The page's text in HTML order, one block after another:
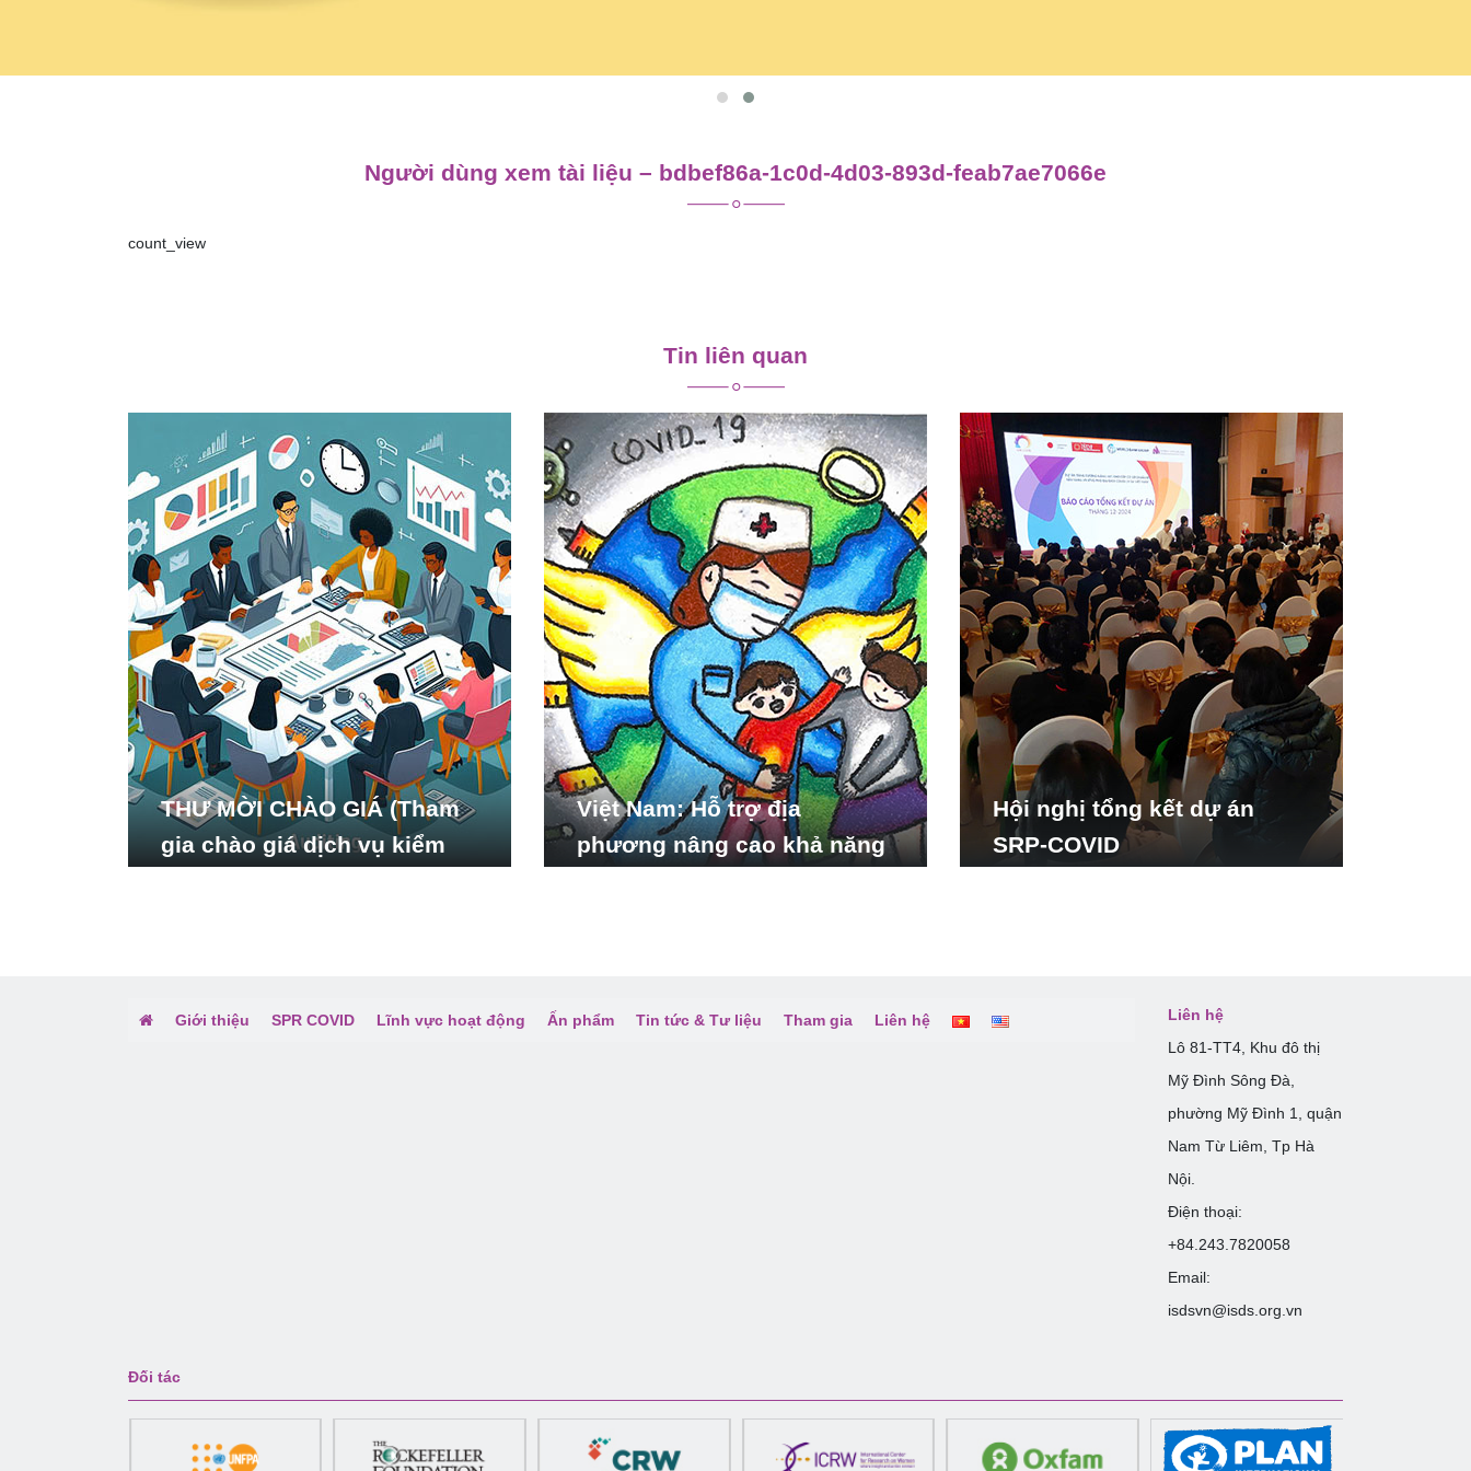
Người dùng xem tài liệu – bdbef86a-1c0d-4d03-893d-feab7ae7066e
count_view
viết
Tin liên quan
THƯ MỜI CHÀO GIÁ (Tham
gia chào giá dịch vụ kiểm
Việt Nam: Hỗ trợ địa
phương nâng cao khả năng
Hội nghị tổng kết dự án
SRP-COVID
Giới thiệu SPR COVID Lĩnh vực hoạt động Ấn phẩm Tin tức & Tư liệu Tham gia Liên hệ
Liên hệ
Lô 81-TT4, Khu đô thị
Mỹ Đình Sông Đà,
phường Mỹ Đình 1, quận
Nam Từ Liêm, Tp Hà
Nội.
Điện thoại:
+84.243.7820058
Email:
isdsvn@isds.org.vn
Đối tác